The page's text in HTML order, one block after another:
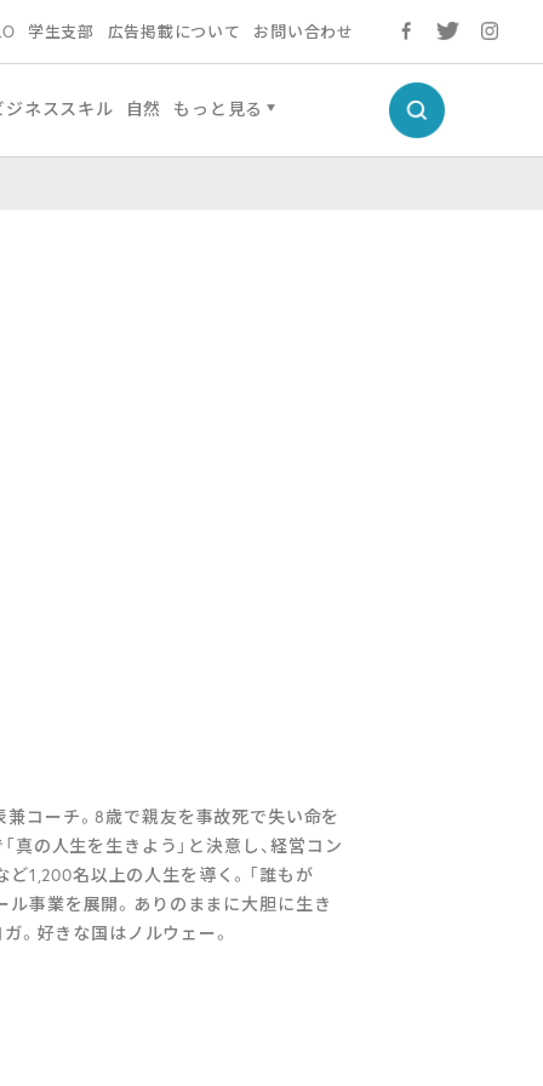
学生支部 広告掲載について お問い合わせ
ジネススキル 自然 もっと見る
兼コーチ。8歳で親友を事故死で失い命を
真の人生を生きよう」と決意し、経営コン
1,200名以上の人生を導く。「誰もが
ル事業を展開。ありのままに大胆に生き
。好きな国はノルウェー。